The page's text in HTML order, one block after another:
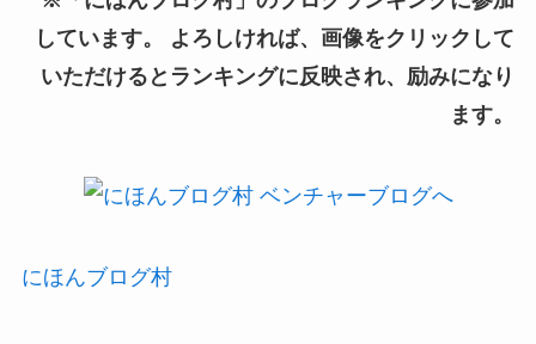
しています。 よろしければ、画像をクリックして
いただけるとランキングに反映され、励みになり
ます。
にほんブログ村